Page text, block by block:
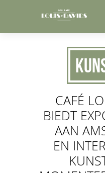
CAFÉ
BIEDT
AAN
EN